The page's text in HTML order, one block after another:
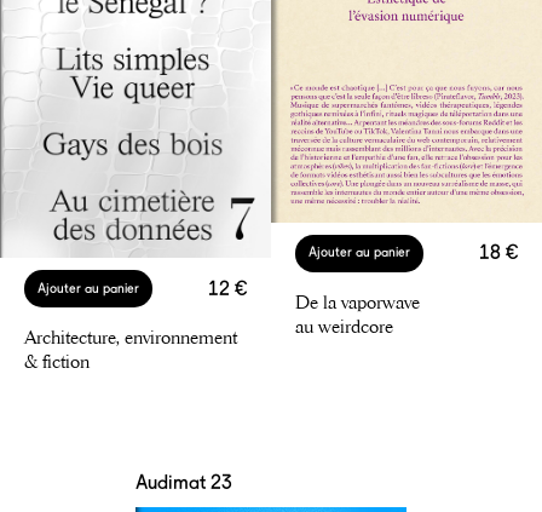
12 €
Ajouter au panier
Architecture, environnement
& fiction
18 €
Ajouter au panier
De la vaporwave
au weirdcore
Audimat 23